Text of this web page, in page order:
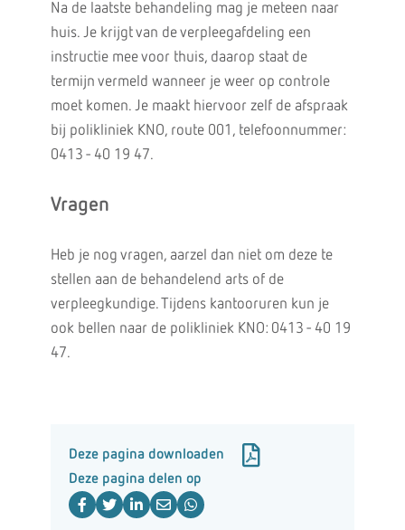
Na de laatste behandeling mag je meteen naar
huis. Je krijgt van de verpleegafdeling een
instructie mee voor thuis, daarop staat de
termijn vermeld wanneer je weer op controle
moet komen. Je maakt hiervoor zelf de afspraak
bij polikliniek KNO, route 001, telefoonnummer:
0413 - 40 19 47.
Vragen
Heb je nog vragen, aarzel dan niet om deze te
stellen aan de behandelend arts of de
verpleegkundige. Tijdens kantooruren kun je
ook bellen naar de polikliniek KNO: 0413 - 40 19
47.
Deze pagina downloaden
Deze pagina delen op